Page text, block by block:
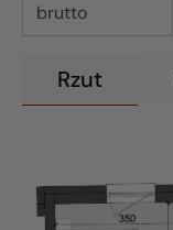
brutto
Rzut